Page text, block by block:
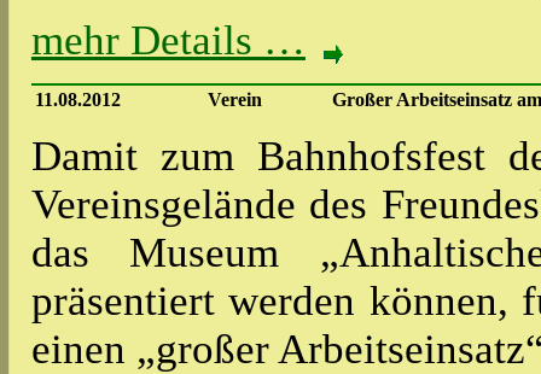
mehr Details …
11.08.2012 Verein Großer Arbeitseinsatz
Damit zum Bahnhofsfest
Vereinsgelände des
das Museum
präsentiert werden können,
einen „großer